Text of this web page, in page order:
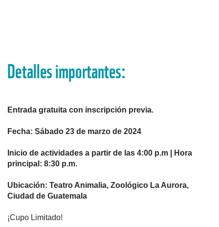
Detalles importantes:
Entrada gratuita con inscripción previa.
Fecha: Sábado 23 de marzo de 2024
Inicio de actividades a partir de las 4:00 p.m | Hora
principal: 8:30 p.m.
Ubicación: Teatro Animalia, Zoológico La Aurora,
Ciudad de Guatemala
¡Cupo Limitado!